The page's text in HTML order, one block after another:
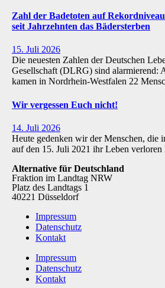
Zahl der Badetoten auf
seit Jahrzehnten das Bädersterben
15. Juli 2026
Die neuesten Zahlen der Deutschen
Gesellschaft (DLRG) sind alarmierend:
kamen in Nordrhein-Westfalen 22
Wir vergessen Euch nicht!
14. Juli 2026
Heute gedenken wir der Menschen, die
auf den 15. Juli 2021 ihr Leben
Alternative für Deutschland
Fraktion im Landtag NRW
Platz des Landtags 1
40221 Düsseldorf
Impressum
Datenschutz
Kontakt
Impressum
Datenschutz
Kontakt